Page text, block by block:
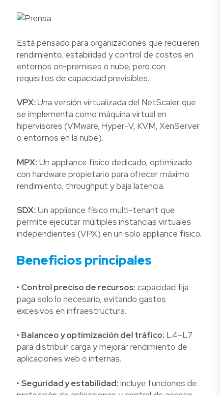
Está pensado para organizaciones que requieren
rendimiento, estabilidad y control de costos en
entornos on-premises o nube, pero con
requisitos de capacidad previsibles.
VPX:Una versión virtualizada del NetScaler que
se implementa como máquina virtual en
hipervisores (VMware, Hyper-V, KVM, XenServer
o entornos en la nube).
MPX: Un appliance físico dedicado, optimizado
con hardware propietario para ofrecer máximo
rendimiento, throughput y baja latencia.
SDX: Un appliance físico multi-tenant que
permite ejecutar múltiples instancias virtuales
independientes (VPX) en un solo appliance físico.
Beneficios principales
• Control preciso de recursos: capacidad fija
paga solo lo necesario, evitando gastos
excesivos en infraestructura.
• Balanceo y optimización del tráfico: L4–L7
para distribuir carga y mejorar rendimiento de
aplicaciones web o internas.
• Seguridad y estabilidad: incluye funciones de